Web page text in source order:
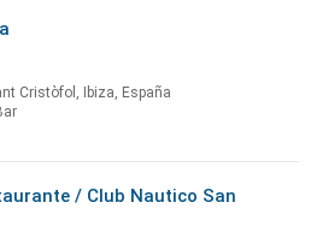
Cristòfol, Ibiza, España
/ Club Nautico San